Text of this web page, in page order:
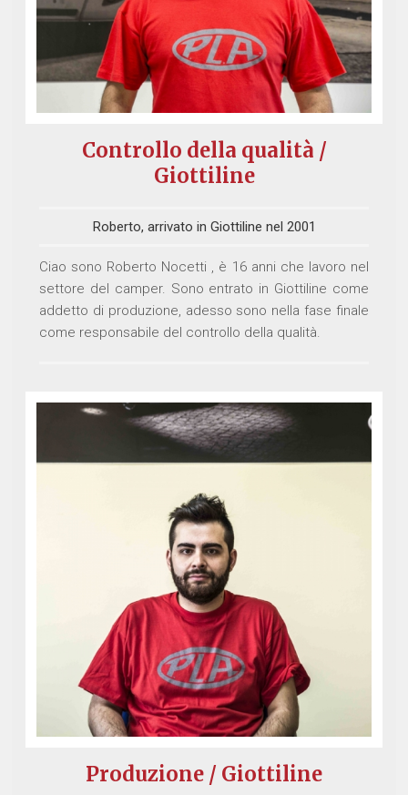
Controllo della qualità /
Giottiline
Roberto, arrivato in Giottiline nel 2001
Ciao sono Roberto Nocetti , è 16 anni che lavoro nel
settore del camper. Sono entrato in Giottiline come
addetto di produzione, adesso sono nella fase finale
come responsabile del controllo della qualità.
Produzione / Giottiline